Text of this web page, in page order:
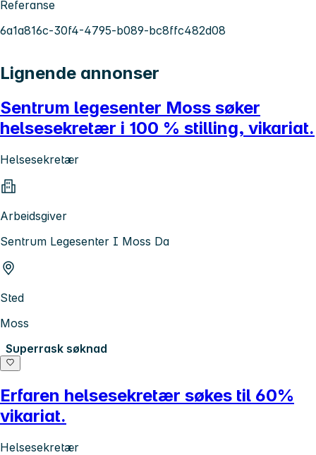
Referanse
6a1a816c-30f4-4795-b089-bc8ffc482d08
Lignende annonser
Sentrum legesenter Moss søker
helsesekretær i 100 % stilling, vikariat.
Helsesekretær
Arbeidsgiver
Sentrum Legesenter I Moss Da
Sted
Moss
Superrask søknad
Erfaren helsesekretær søkes til 60%
vikariat.
Helsesekretær